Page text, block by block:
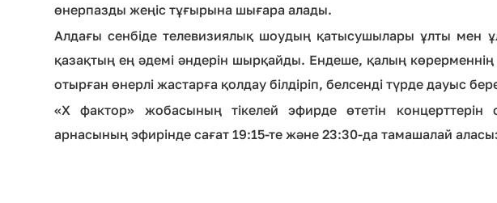
өнерпазды жеңіс тұғырына шығара алады.
Алдағы сенбіде телевизиялық шоудың қатысушылары ұлты мен
қазақтың ең әдемі әндерін шырқайды. Ендеше, қалың көрерменнің
отырған өнерлі жастарға қолдау білдіріп, белсенді түрде дауыс
«Х фактор» жобасының тікелей эфирде өтетін концерттерін
арнасының эфирінде сағат 19:15-те және 23:30-да тамашалай